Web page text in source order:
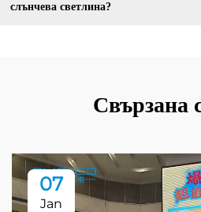
слънчева светлина?
Свързана
07
Jan